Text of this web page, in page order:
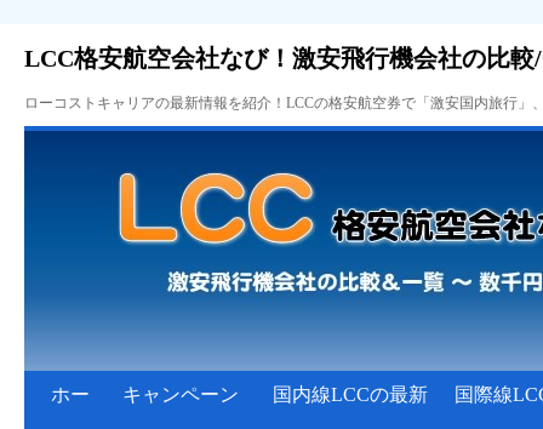
LCC格安航空会社なび！激安飛行機会社の比較
ローコストキャリアの最新情報を紹介！LCCの格安航空券で「激安国内旅行
ホー キャンペーン 国内線LCCの最新 国際線